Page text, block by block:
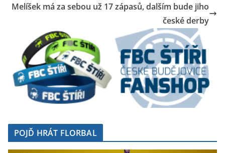
Melíšek má za sebou už 17 zápasů, dalším bude jiho
české derby
POJĎ HRÁT FLORBAL